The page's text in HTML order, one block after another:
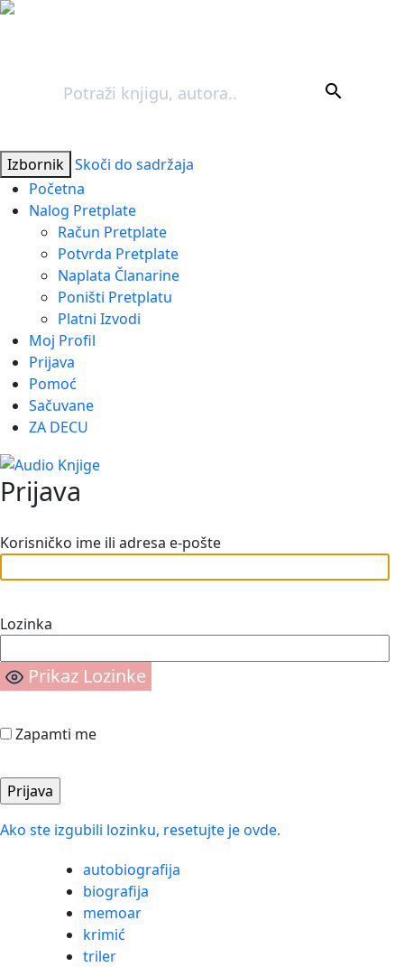
search
Izbornik Skoči do sadržaja
Početna
Nalog Pretplate
Račun Pretplate
Potvrda Pretplate
Naplata Članarine
Poništi Pretplatu
Platni Izvodi
Moj Profil
Prijava
Pomoć
Sačuvane
ZA DECU
Prijava
Korisničko ime ili adresa e-pošte
Lozinka
Prikaz Lozinke
Zapamti me
Ako ste izgubili lozinku, resetujte je ovde.
autobiografija
biografija
memoar
krimić
triler